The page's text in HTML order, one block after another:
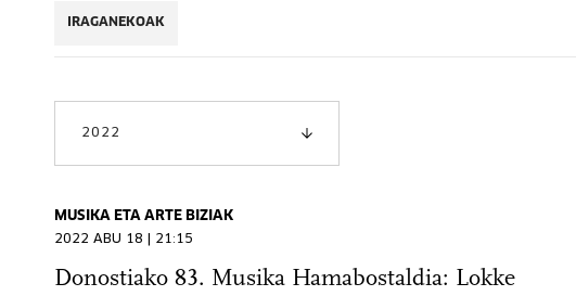
IRAGANEKOAK
2022
MUSIKA ETA ARTE BIZIAK
2022 ABU 18 | 21:15
Donostiako 83. Musika Hamabostaldia: Lokke